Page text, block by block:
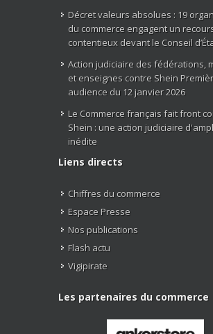
Décret valeurs absolues : 19
du commerce engagent un
contentieux devant le Conseil
Action judiciaire des fédérations,
et enseignes contre Shein
audience du 12 janvier 2026
Le Commerce français fait front
Shein : une action judiciaire
inédite
Liens directs
Chiffres du commerce
Espace Presse
Nos publications
Flash actu
Vigipirate
Les partenaires du commerce